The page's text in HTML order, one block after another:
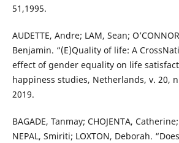
51,1995.
AUDETTE, Andre; LAM, Sean;
Benjamin. “(E)Quality of life: A
effect of gender equality on life
happiness studies, Netherlands, v. 20,
2019.
BAGADE, Tanmay; CHOJENTA,
NEPAL, Smiriti; LOXTON, Deborah.